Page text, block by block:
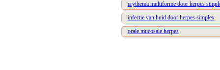
erythema multiforme door herpes
infectie van huid door herpes simplex
orale mucosale herpes